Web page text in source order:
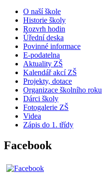
O naší škole
Historie školy
Rozvrh hodin
Úřední deska
Povinné informace
E-podatelna
Aktuality ZŠ
Kalendář akcí ZŠ
Projekty, dotace
Organizace školního roku
Dárci školy
Fotogalerie ZŠ
Videa
Zápis do 1. třídy
Facebook